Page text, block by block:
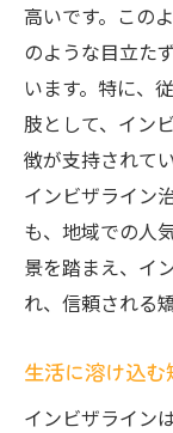
高いです。この
のような目立た
います。特に、
肢として、イン
徴が支持されて
インビザライン
も、地域での人
景を踏まえ、イ
れ、信頼される
生活に溶け込
インビザライン